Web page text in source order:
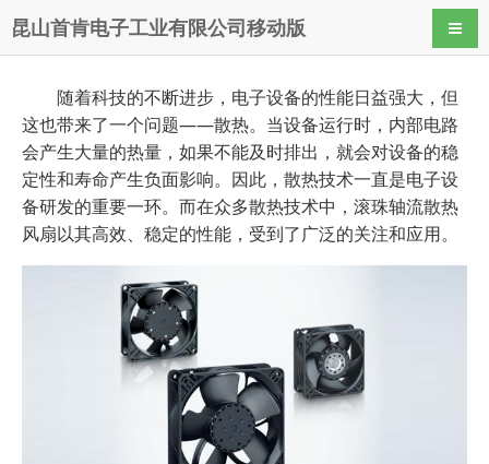
昆山首肯电子工业有限公司移动版 导航
随着科技的不断进步，电子设备的性能日益强大，但
这也带来了一个问题——散热。当设备运行时，内部电路
会产生大量的热量，如果不能及时排出，就会对设备的稳
定性和寿命产生负面影响。因此，散热技术一直是电子设
备研发的重要一环。而在众多散热技术中，滚珠轴流散热
风扇以其高效、稳定的性能，受到了广泛的关注和应用。